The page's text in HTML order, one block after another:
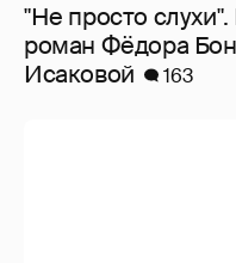
"Не просто
роман Фёдора
Исаковой
163